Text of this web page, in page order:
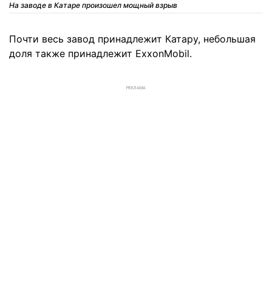
На заводе в Катаре произошел мощный взрыв
Почти весь завод принадлежит Катару, небольшая
доля также принадлежит ExxonMobil.
РЕКЛАМА